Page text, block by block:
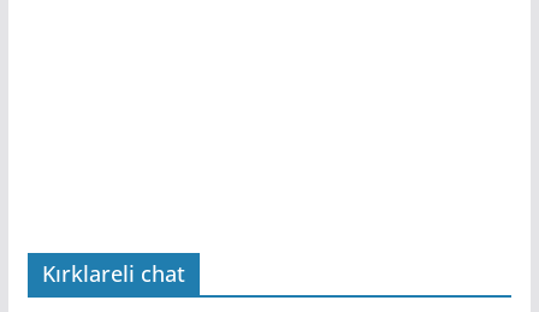
Kırklareli chat